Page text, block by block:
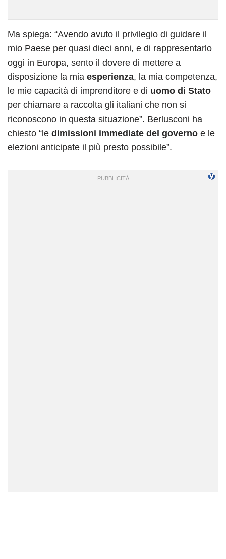
Ma spiega: “Avendo avuto il privilegio di guidare il
mio Paese per quasi dieci anni, e di rappresentarlo
oggi in Europa, sento il dovere di mettere a
disposizione la mia esperienza, la mia competenza,
le mie capacità di imprenditore e di uomo di Stato
per chiamare a raccolta gli italiani che non si
riconoscono in questa situazione”. Berlusconi ha
chiesto “le dimissioni immediate del governo e le
elezioni anticipate il più presto possibile”.